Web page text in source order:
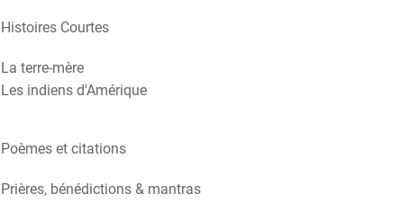
Histoires Courtes
La terre-mère
Les indiens d'Amérique
Poèmes et citations
Prières, bénédictions & mantras